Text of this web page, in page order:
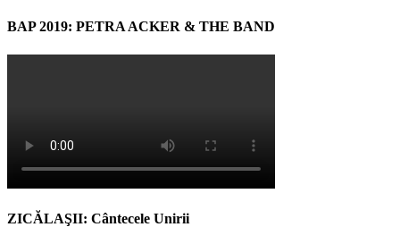
BAP 2019: PETRA ACKER & THE BAND
ZICĂLAŞII: Cântecele Unirii